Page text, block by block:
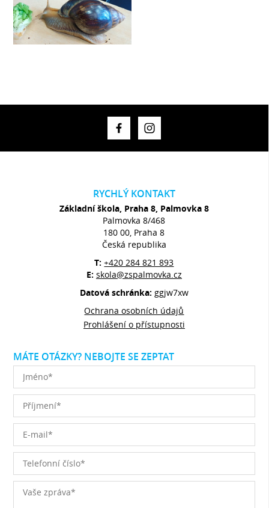
RYCHLÝ KONTAKT
Základní škola, Praha 8, Palmovka 8
Palmovka 8/468
180 00, Praha 8
Česká republika
T:+420 284 821 893
E: skola@zspalmovka.cz
Datová schránka: ggjw7xw
Ochrana osobních údajů
Prohlášení o přístupnosti
MÁTE OTÁZKY? NEBOJTE SE ZEPTAT